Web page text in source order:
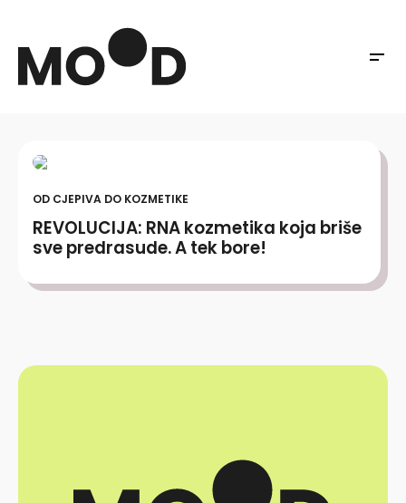
OD CJEPIVA DO KOZMETIKE
REVOLUCIJA: RNA kozmetika koja briše
sve predrasude. A tek bore!